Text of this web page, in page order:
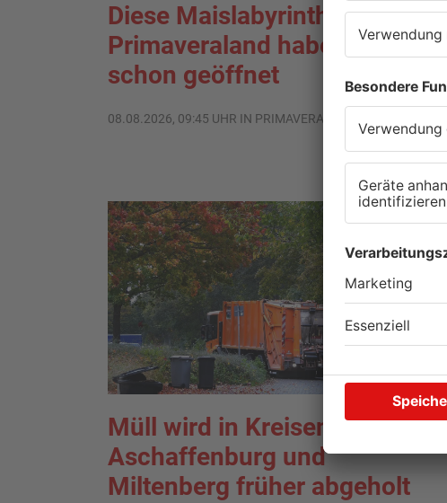
Diese Maislabyrinthe im
Primaveraland haben
schon geöffnet
08.08.2026, 09:45 UHR IN PRIMAVERALAND
Müll wird in Kreisen
Aschaffenburg und
Miltenberg früher abgeholt